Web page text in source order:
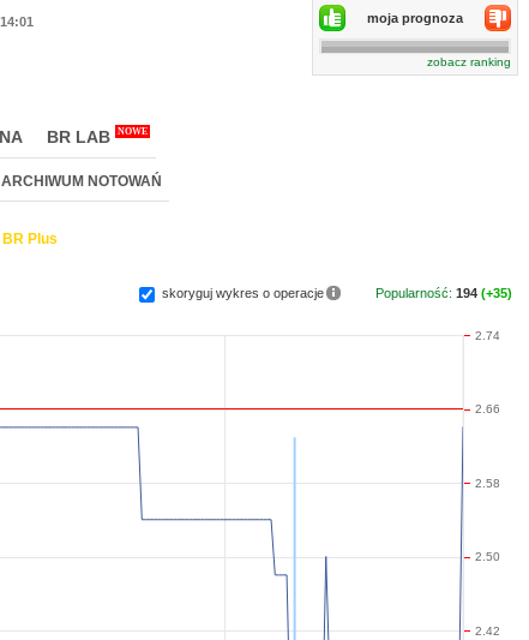
14:01 moja prognoza
zobacz ranking
BR LAB NOWE
ARCHIWUM NOTOWAŃ
Plus
Popularność: 194 (+35)
skoryguj wykres o operacje
2.42
2.50
2.58
2.66
2.74